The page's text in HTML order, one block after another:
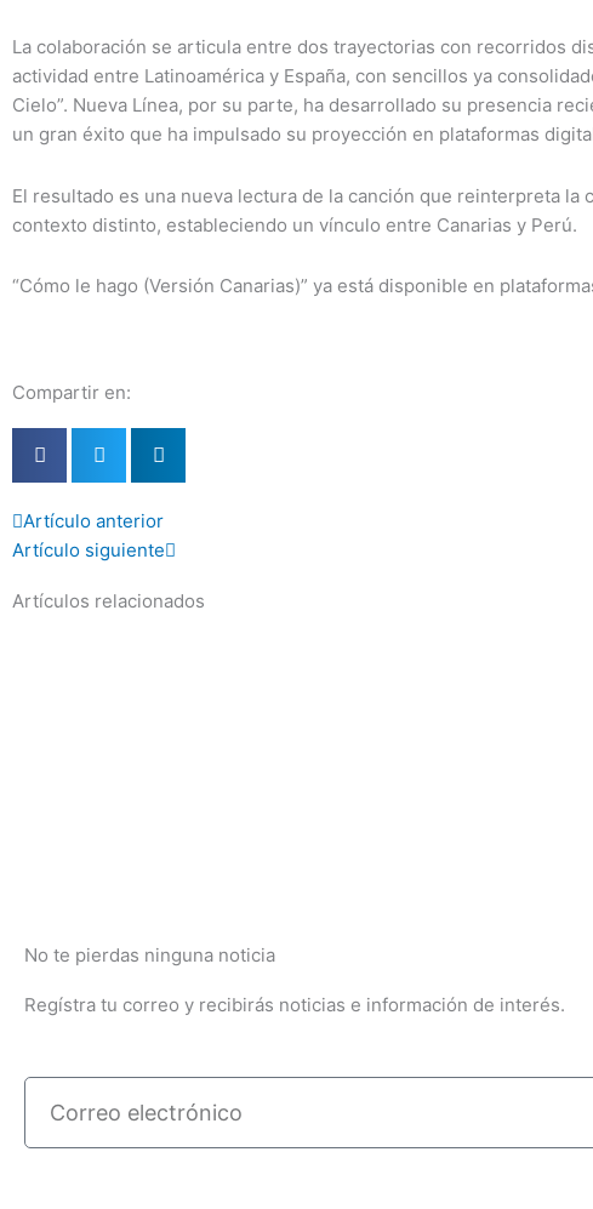
La colaboración se articula entre dos trayectorias con recorridos
actividad entre Latinoamérica y España, con sencillos ya
Cielo”. Nueva Línea, por su parte, ha desarrollado su presencia
un gran éxito que ha impulsado su proyección en plataformas
El resultado es una nueva lectura de la canción que reinterpreta la
contexto distinto, estableciendo un vínculo entre Canarias y Perú.
“Cómo le hago (Versión Canarias)” ya está disponible en
Compartir en:
Prev
Artículo anterior
Artículo siguiente
Artículos relacionados
No te pierdas ninguna noticia
Regístra tu correo y recibirás noticias e información de interés.
Correo
electrónico